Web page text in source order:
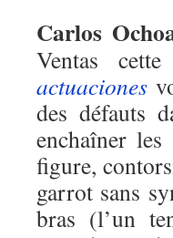
Carlos
Ventas
actuaciones
des défauts
enchaîner
figure,
garrot sans
bras (l’un